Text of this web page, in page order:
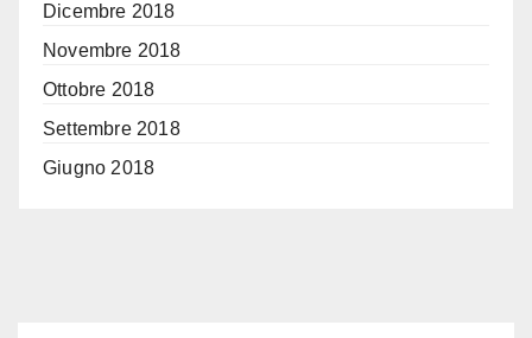
Dicembre 2018
Novembre 2018
Ottobre 2018
Settembre 2018
Giugno 2018